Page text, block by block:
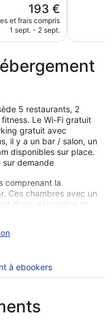
Le
nouveau
prix
193 €
et frais compris
1 sept. - 2 sept.
5 restaurants, 2
Le Wi-Fi gratuit
gratuit avec
il y a un bar / salon, un
disponibles sur place.
sur demande
comprenant la
Ces chambres avec un
d'une décoration et
des divans
câble. Les salles de
des peignoirs, des
de luxe.
des espaces bureaux,
dans les
à ebookers